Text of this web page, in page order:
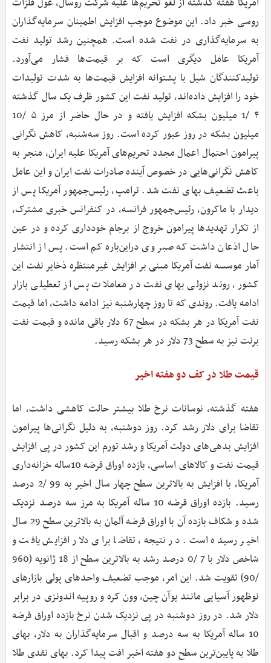
روسی خبر داد. این موضوع موجب افزایش اطمینان سرمایه‌گذاران
به سرمایه‌گذاری در نفت شده است. همچنین رشد تولید نفت
آمریکا عامل دیگری است که بر قیمت‌ها فشار می‌آورد.
تولیدکنندگان شیل با پشتوانه افزایش قیمت‌ها به شدت تولیدات
خود را افزایش داده‌اند، تولید نفت این کشور ظرف یک سال گذشته
۴ /1 میلیون بشکه افزایش یافته و در حال حاضر از مرز ۵ /10
میلیون بشکه در روز عبور کرده است. روز سه‌شنبه، کاهش نگرانی
پیرامون احتمال اعمال مجدد تحریم‌های آمریکا علیه ایران، منجر به
کاهش نگرانی‌هایی در خصوص آینده صادرات نفت ایران و این عامل
باعث تضعیف بهای نفت شد. ترامپ، رئیس‌جمهور آمریکا پس از
دیدار با ماکرون، رئیس‌جمهور فرانسه، در کنفرانس خبری مشترک،
از تکرار تهدیدها پیرامون خروج از برجام خودداری کرده و در عین
حال اذعان داشت که صبر وی دراین‌باره کم است. پس از انتشار
آمار موسسه نفت آمریکا مبنی بر افزایش غیرمنتظره ذخایر نفت این
کشور، روند نزولی بهای نفت در معاملات پس از تعطیلی بازار
ادامه یافت. روندی که تا روز چهارشنبه نیز ادامه داشت، اما قیمت
نفت آمریکا در هر بشکه در سطح 67 دلار باقی مانده و قیمت نفت
برنت نیز به سطح 73 دلار در هر بشکه رسید.
قیمت طلا در کف دو هفته اخیر
هفته گذشته، نوسانات نرخ طلا بیشتر حالت کاهشی داشت، اما
تقاضا برای دلار رشد کرد. روز دوشنبه، به دلیل نگرانی‌ها پیرامون
افزایش بدهی‌های دولت آمریکا و رشد تورم این کشور در پی افزایش
قیمت نفت و کالاهای اساسی، بازده اوراق قرضه 10ساله خزانه‌داری
آمریکا، با افزایش به بالاترین سطح چهار سال اخیر به 99 /2 درصد
رسید. بازده اوراق قرضه 10 ساله آمریکا به مرز سه درصد نزدیک
شده و شکاف بازده آن با اوراق قرضه آلمان به بالاترین سطح 29 سال
اخیر رسیده است. در نتیجه، تقاضا برای دلار افزایش یافت و
شاخص دلار با 7 /0 درصد رشد به بالاترین سطح از 18 ژانویه (960
/90) تقویت شد. این امر، موجب تضعیف واحدهای پولی بازارهای
نوظهور آسیایی مانند یوآن چین، وون کره و روپیه اندونزی در برابر
دلار شد. در روز دوشنبه در پی نزدیک شدن نرخ بازده اوراق قرضه
10 ساله آمریکا به سه درصد و اقبال سرمایه‌گذاران به دلار، بهای
طلا به پایین‌ترین سطح دو هفته اخیر افت پیدا کرد. بهای نقدی طلا